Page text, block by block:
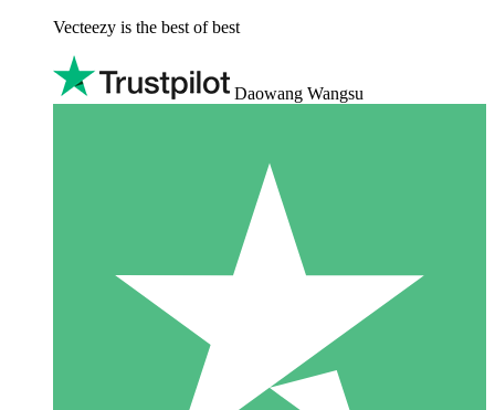
Vecteezy is the best of best
Daowang Wangsu